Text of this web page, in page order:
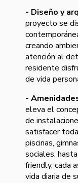
- Diseño y
proyecto se
creando
atención al
residente
de vida
-
eleva el
de
satisfacer
piscinas,
sociales,
friendly, cada
vida diaria de